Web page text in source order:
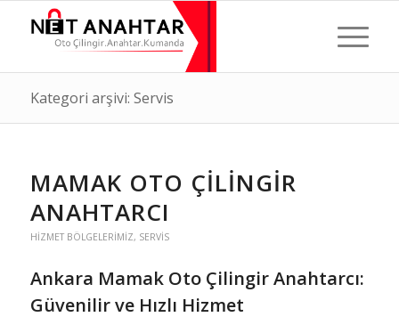
Kategori arşivi: Servis
MAMAK OTO ÇILINGIR
ANAHTARCI
HIZMET BÖLGELERIMIZ, SERVIS
Ankara Mamak Oto Çilingir Anahtarcı:
Güvenilir ve Hızlı Hizmet